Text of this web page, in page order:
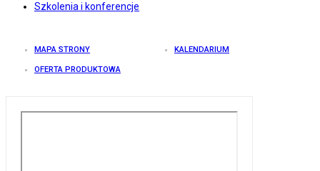
Szkolenia i konferencje
MAPA STRONY KALENDARIUM
OFERTA PRODUKTOWA